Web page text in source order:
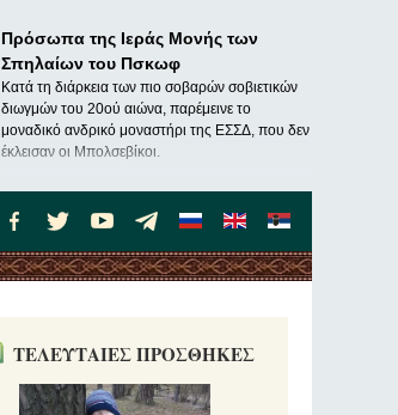
Πρόσωπα της Ιεράς Μονής των
Σπηλαίων του Πσκωφ
Κατά τη διάρκεια των πιο σοβαρών σοβιετικών
διωγμών του 20ού αιώνα, παρέμεινε το
μοναδικό ανδρικό μοναστήρι της ΕΣΣΔ, που δεν
έκλεισαν οι Μπολσεβίκοι.
ΤΕΛΕΥΤΑΙΕΣ ΠΡΟΣΘΗΚΕΣ